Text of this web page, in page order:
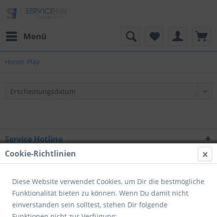
Menü
Honor Play
Service Hotline
Shop Service
Informationen
Newsletter
Cookie-Richtlinien
Diese Website verwendet Cookies, um Dir die bestmögliche
Funktionalität bieten zu können. Wenn Du damit nicht
einverstanden sein solltest, stehen Dir folgende